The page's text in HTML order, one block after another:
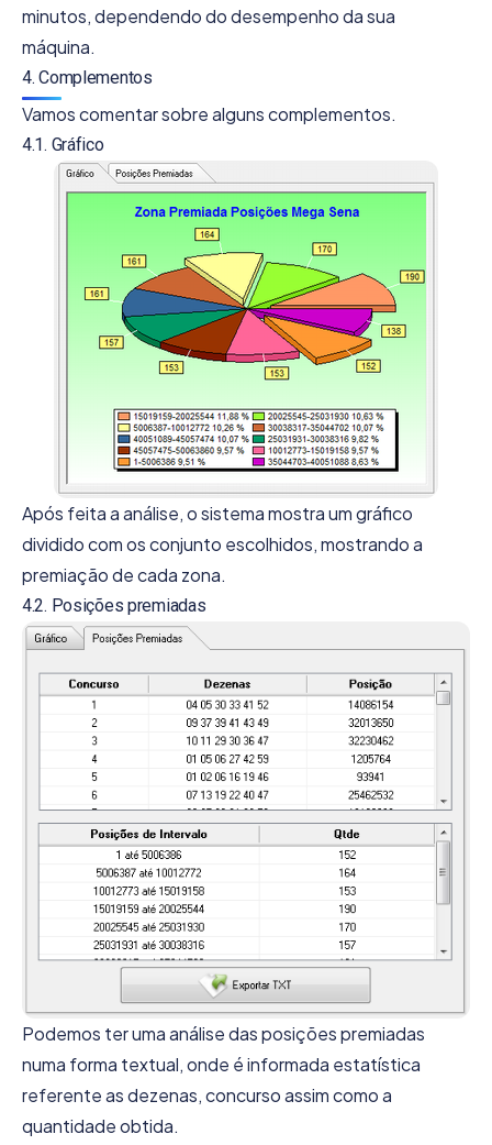
minutos, dependendo do desempenho da sua
máquina.
4. Complementos
Vamos comentar sobre alguns complementos.
4.1. Gráfico
Após feita a análise, o sistema mostra um gráfico
dividido com os conjunto escolhidos, mostrando a
premiação de cada zona.
4.2. Posições premiadas
Podemos ter uma análise das posições premiadas
numa forma textual, onde é informada estatística
referente as dezenas, concurso assim como a
quantidade obtida.